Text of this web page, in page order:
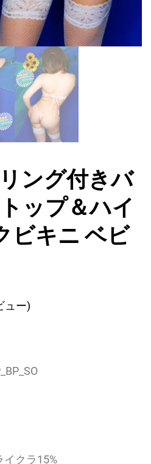
ング付きバ
ップ＆ハイ
ビキニ ベビ
ュー)
イクラ15%